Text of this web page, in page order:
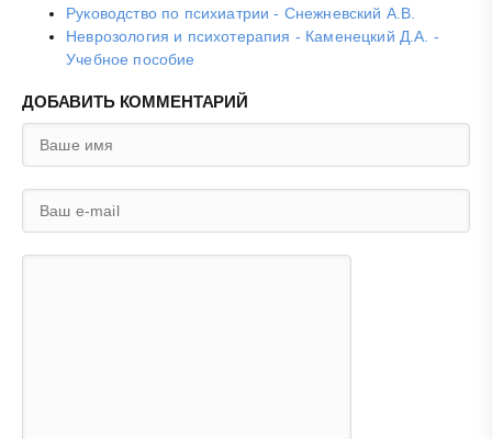
Руководство по психиатрии - Снежневский А.В.
Неврозология и психотерапия - Каменецкий Д.А. -
Учебное пособие
ДОБАВИТЬ КОММЕНТАРИЙ